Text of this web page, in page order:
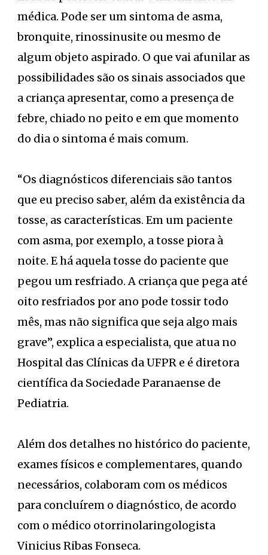
médica. Pode ser um sintoma de asma,
bronquite, rinossinusite ou mesmo de
algum objeto aspirado. O que vai afunilar as
possibilidades são os sinais associados que
a criança apresentar, como a presença de
febre, chiado no peito e em que momento
do dia o sintoma é mais comum.
“Os diagnósticos diferenciais são tantos
que eu preciso saber, além da existência da
tosse, as características. Em um paciente
com asma, por exemplo, a tosse piora à
noite. E há aquela tosse do paciente que
pegou um resfriado. A criança que pega até
oito resfriados por ano pode tossir todo
mês, mas não significa que seja algo mais
grave”, explica a especialista, que atua no
Hospital das Clínicas da UFPR e é diretora
científica da Sociedade Paranaense de
Pediatria.
Além dos detalhes no histórico do paciente,
exames físicos e complementares, quando
necessários, colaboram com os médicos
para concluírem o diagnóstico, de acordo
com o médico otorrinolaringologista
Vinicius Ribas Fonseca.